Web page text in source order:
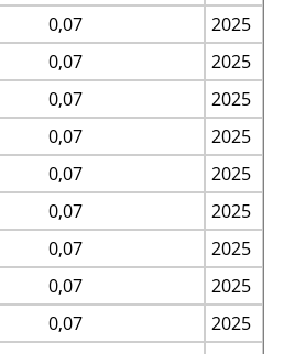
0,07
2025
0,07
2025
0,07
2025
0,07
2025
0,07
2025
0,07
2025
0,07
2025
0,07
2025
0,07
2025